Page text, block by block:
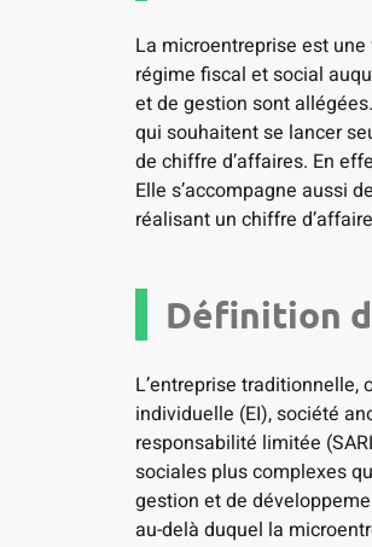
La microentreprise est
régime fiscal et social
et de gestion sont
qui souhaitent se lancer
de chiffre d’affaires. En
Elle s’accompagne aussi
réalisant un chiffre
Définition
L’entreprise traditionnelle,
individuelle (EI), société
responsabilité limitée
sociales plus complexes
gestion et de
au-delà duquel la